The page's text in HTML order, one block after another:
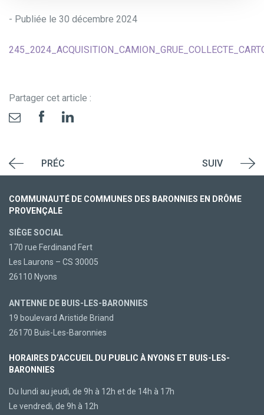
- Publiée le 30 décembre 2024
Partager cet article :
PRÉC SUIV
COMMUNAUTÉ DE COMMUNES DES BARONNIES EN DRÔME
PROVENÇALE
SIÈGE SOCIAL
170 rue Ferdinand Fert
Les Laurons – CS 30005
26110 Nyons
ANTENNE DE BUIS-LES-BARONNIES
19 boulevard Aristide Briand
26170 Buis-Les-Baronnies
HORAIRES D’ACCUEIL DU PUBLIC À NYONS ET BUIS-LES-
BARONNIES
Du lundi au jeudi, de 9h à 12h et de 14h à 17h
Le vendredi, de 9h à 12h